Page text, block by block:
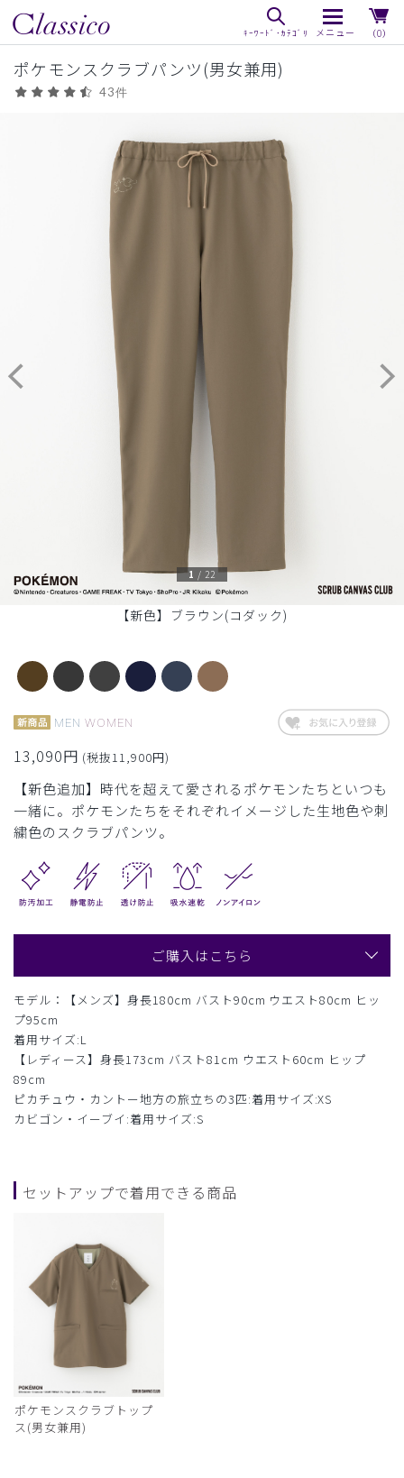
（0）
ポケモンスクラブパンツ(男女兼用)
43件
【新色】ブラウン(コダック)
1 / 22
MEN WOMEN
13,090円 (税抜11,900円)
【新色追加】時代を超えて愛されるポケモンたちといつも
一緒に。ポケモンたちをそれぞれイメージした生地色や刺
繍色のスクラブパンツ。
ご購入はこちら
モデル：【メンズ】身長180cm バスト90cm ウエスト80cm ヒッ
プ95cm
着用サイズ:L
【レディース】身長173cm バスト81cm ウエスト60cm ヒップ
89cm
ピカチュウ・カントー地方の旅立ちの3匹:着用サイズ:XS
カビゴン・イーブイ:着用サイズ:S
セットアップで着用できる商品
ポケモンスクラブトップ
ス(男女兼用)